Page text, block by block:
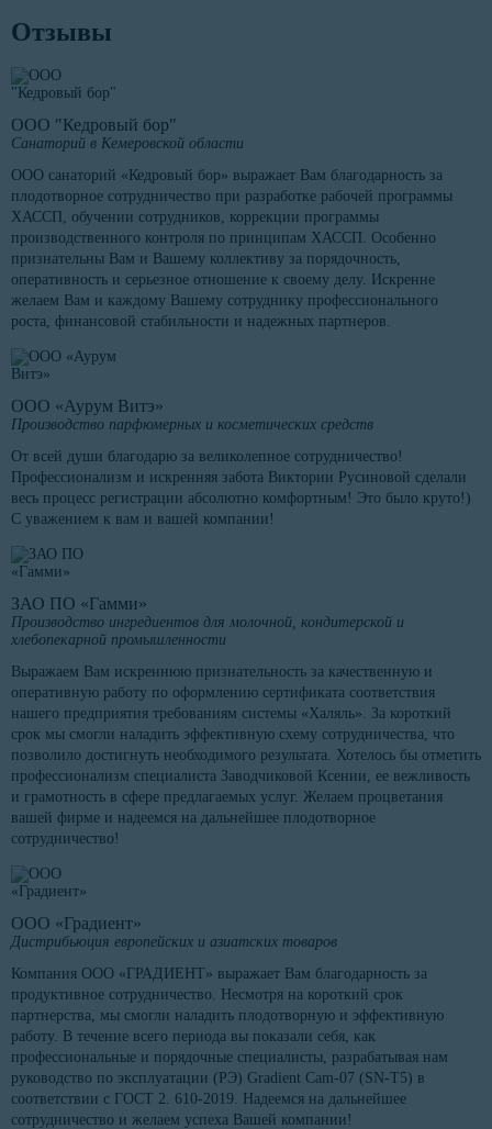
Отзывы
ООО "Кедровый бор"
Санаторий в Кемеровской области
ООО санаторий «Кедровый бор» выражает Вам благодарность за
плодотворное сотрудничество при разработке рабочей программы
ХАССП, обучении сотрудников, коррекции программы
производственного контроля по принципам ХАССП. Особенно
признательны Вам и Вашему коллективу за порядочность,
оперативность и серьезное отношение к своему делу. Искренне
желаем Вам и каждому Вашему сотруднику профессионального
роста, финансовой стабильности и надежных партнеров.
ООО «Аурум Витэ»
Производство парфюмерных и косметических средств
От всей души благодарю за великолепное сотрудничество!
Профессионализм и искренняя забота Виктории Русиновой сделали
весь процесс регистрации абсолютно комфортным! Это было круто!)
С уважением к вам и вашей компании!
ЗАО ПО «Гамми»
Производство ингредиентов для молочной, кондитерской и
хлебопекарной промышленности
Выражаем Вам искреннюю признательность за качественную и
оперативную работу по оформлению сертификата соответствия
нашего предприятия требованиям системы «Халяль». За короткий
срок мы смогли наладить эффективную схему сотрудничества, что
позволило достигнуть необходимого результата. Хотелось бы отметить
профессионализм специалиста Заводчиковой Ксении, ее вежливость
и грамотность в сфере предлагаемых услуг. Желаем процветания
вашей фирме и надеемся на дальнейшее плодотворное
сотрудничество!
ООО «Градиент»
Дистрибьюция европейских и азиатских товаров
Компания ООО «ГРАДИЕНТ» выражает Вам благодарность за
продуктивное сотрудничество. Несмотря на короткий срок
партнерства, мы смогли наладить плодотворную и эффективную
работу. В течение всего периода вы показали себя, как
профессиональные и порядочные специалисты, разрабатывая нам
руководство по эксплуатации (РЭ) Gradient Cam-07 (SN-T5) в
соответствии с ГОСТ 2. 610-2019. Надеемся на дальнейшее
сотрудничество и желаем успеха Вашей компании!